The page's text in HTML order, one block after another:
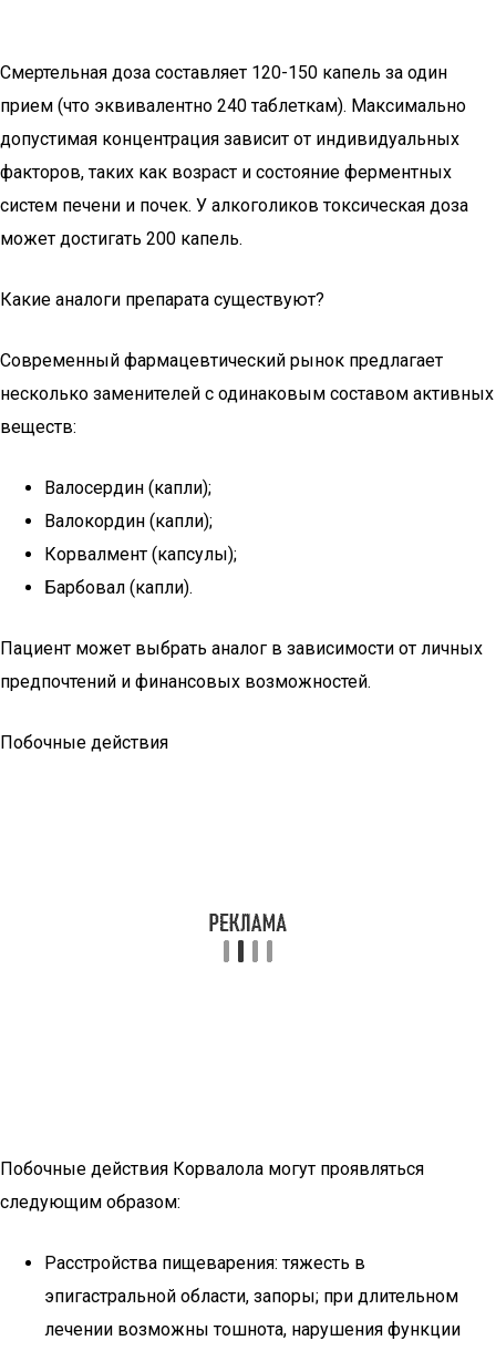
Смертельная доза составляет 120-150 капель за один
прием (что эквивалентно 240 таблеткам). Максимально
допустимая концентрация зависит от индивидуальных
факторов, таких как возраст и состояние ферментных
систем печени и почек. У алкоголиков токсическая доза
может достигать 200 капель.
Какие аналоги препарата существуют?
Современный фармацевтический рынок предлагает
несколько заменителей с одинаковым составом активных
веществ:
Валосердин (капли);
Валокордин (капли);
Корвалмент (капсулы);
Барбовал (капли).
Пациент может выбрать аналог в зависимости от личных
предпочтений и финансовых возможностей.
Побочные действия
Побочные действия Корвалола могут проявляться
следующим образом:
Расстройства пищеварения: тяжесть в
эпигастральной области, запоры; при длительном
лечении возможны тошнота, нарушения функции